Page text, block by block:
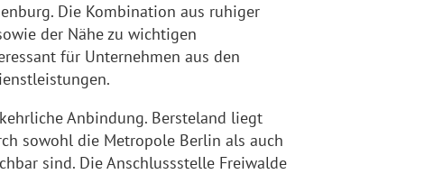
Die Kombination aus ruhiger
der Nähe zu wichtigen
für Unternehmen aus den
Anbindung. Bersteland liegt
sowohl die Metropole Berlin als auch
sind. Die Anschlussstelle Freiwalde